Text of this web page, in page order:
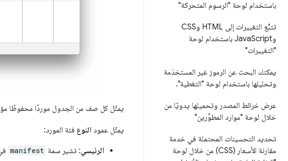
باستخدام لوحة "الرسوم المتحركة"
تتبُّع التغييرات إلى HTML وCSS
وJava
Script باستخدام لوحة
"التغييرات"
يمكنك البحث عن الرموز غير المستخدَمة
وتحليلها باستخدام لوحة "التغطية".
عرض خرائط المصدر وتحميلها يدويًا من
خلال لوحة "موارد المطوِّرين"
تحديد التحسينات المحتملة في خدمة
مقارنة الأسعار (CSS) من خلال لوحة
يمثّل كل صف من الجدول موردًا محفوظًا
يمثّل عمود النوع فئة المورد:
الرئيسي: تشير سمة manifest